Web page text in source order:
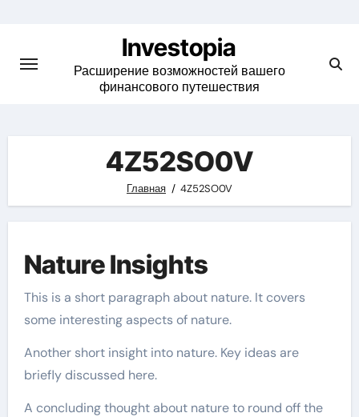
content
Investopia
Расширение возможностей вашего
финансового путешествия
4Z52SO0V
Главная 4Z52SO0V
Nature Insights
This is a short paragraph about nature. It covers
some interesting aspects of nature.
Another short insight into nature. Key ideas are
briefly discussed here.
A concluding thought about nature to round off the